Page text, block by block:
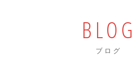
BLOG
ブログ